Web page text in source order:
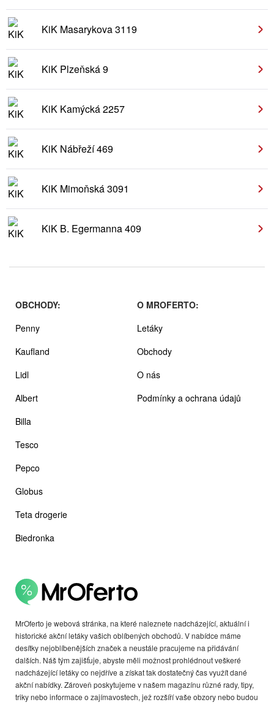
KiK Masarykova 3119
KiK Plzeňská 9
KiK Kamýcká 2257
KiK Nábřeží 469
KiK Mimoňská 3091
KiK B. Egermanna 409
MrOferto je webová stránka, na které naleznete nadcházející, aktuální i
historické akční letáky vašich oblíbených obchodů. V nabídce máme
desítky nejoblíbenějších značek a neustále pracujeme na přidávání
dalších. Náš tým zajišťuje, abyste měli možnost prohlédnout veškeré
nadcházející letáky co nejdříve a získat tak dostatečný čas využít dané
akční nabídky. Zároveň poskytujeme v našem magazínu různé rady, tipy,
triky nebo informace o zajímavostech, jež rozšíří vaše obzory nebo budou
OBCHODY:
Penny
Kaufland
Lidl
Albert
Billa
Tesco
Pepco
Globus
Teta drogerie
Biedronka
O MROFERTO:
Letáky
Obchody
O nás
Podmínky a ochrana údajů